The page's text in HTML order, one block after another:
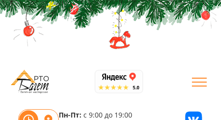
Пн-Пт: с 9:00 до 19:00